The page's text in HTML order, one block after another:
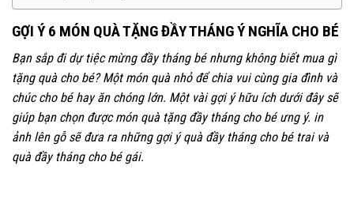
GỢI Ý 6 MÓN QUÀ TẶNG ĐẦY THÁNG Ý NGHĨA CHO BÉ
Bạn sắp đi dự tiệc mừng đầy tháng bé nhưng không biết mua gì
tặng quà cho bé? Một món quà nhỏ để chia vui cùng gia đình và
chúc cho bé hay ăn chóng lớn. Một vài gợi ý hữu ích dưới đây sẽ
giúp bạn chọn được món quà tặng đầy tháng cho bé ưng ý. in
ảnh lên gỗsẽ đưa ra những gợi ý quà đầy tháng cho bé trai và
quà đầy tháng cho bé gái.